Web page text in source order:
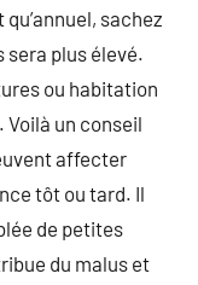
sachez
sera plus élevé.
ou habitation
Voilà un conseil
affecter
tôt ou tard. Il
de petites
du malus et